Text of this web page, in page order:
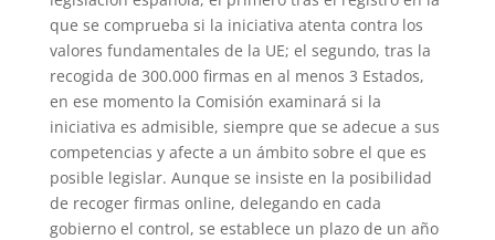
que se comprueba si la iniciativa atenta contra los
valores fundamentales de la UE; el segundo, tras la
recogida de 300.000 firmas en al menos 3 Estados,
en ese momento la Comisión examinará si la
iniciativa es admisible, siempre que se adecue a sus
competencias y afecte a un ámbito sobre el que es
posible legislar. Aunque se insiste en la posibilidad
de recoger firmas online, delegando en cada
gobierno el control, se establece un plazo de un año